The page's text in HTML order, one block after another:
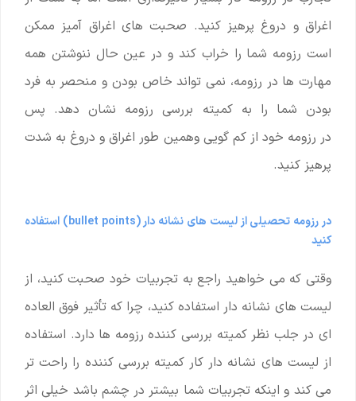
اغراق و دروغ پرهیز کنید. صحبت های اغراق آمیز ممکن
است رزومه شما را خراب کند و در عین حال ننوشتن همه
مهارت ها در رزومه، نمی تواند خاص بودن و منحصر به فرد
بودن شما را به کمیته بررسی رزومه نشان دهد. پس
در رزومه خود از کم گویی وهمین طور اغراق و دروغ به شدت
پرهیز کنید.
در رزومه تحصیلی از لیست های نشانه دار (bullet points) استفاده
کنید
وقتی که می خواهید راجع به تجربیات خود صحبت کنید، از
لیست های نشانه دار استفاده کنید، چرا که تأثیر فوق العاده
ای در جلب نظر کمیته بررسی کننده رزومه ها دارد. استفاده
از لیست های نشانه دار کار کمیته بررسی کننده را راحت تر
می کند و اینکه تجربیات شما بیشتر در چشم باشد خیلی اثر